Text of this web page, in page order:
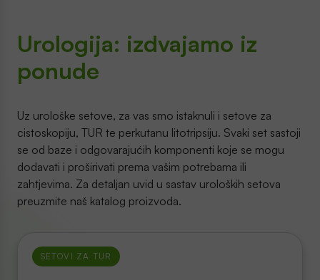
Urologija: izdvajamo iz
ponude
Uz urološke setove, za vas smo istaknuli i setove za
cistoskopiju, TUR te perkutanu litotripsiju. Svaki set sastoji
se od baze i odgovarajućih komponenti koje se mogu
dodavati i proširivati prema vašim potrebama ili
zahtjevima. Za detaljan uvid u sastav uroloških setova
preuzmite naš katalog proizvoda.
SETOVI ZA TUR